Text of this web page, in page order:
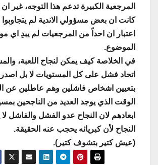
المرجعية الكبيرة تدعم هذا التوجه، غير ان
كانت ان بعض مسؤولي الاندية لم
اعتبار ان احداً من المرجعيات لم يبدِ اي
الموضوع.
في الخلاصة كيف يمكن لنجاح اللعبة،
اتحاد فشل على كل المستويات لا بل
بتعيين اشخاص فاشلين وهم عاطلين عن
الوقت الذي يوجد العديد من الناجحين
ابعادهم لان النجاح عدو الفشل والفاشل
النجاح لأن كبريائه يحجب عنه الحقيقة.
(عيش كتير بتشوف كتير).